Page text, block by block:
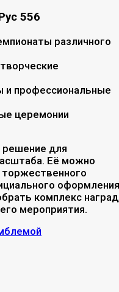
556
различного
и профессиональные
церемонии
решение для
Её можно
торжественного
комплекс
мероприятия.